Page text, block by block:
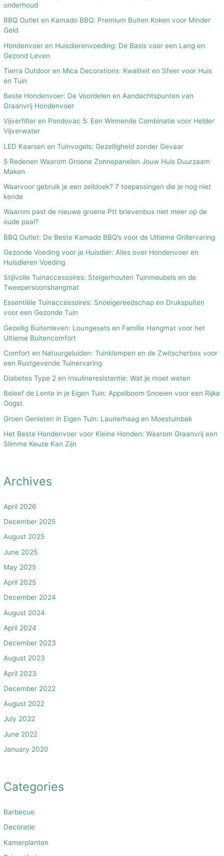
onderhoud
BBQ Outlet en Kamado BBQ: Premium Buiten Koken voor Minder
Geld
Hondenvoer en Huisdierenvoeding: De Basis voor een Lang en
Gezond Leven
Tierra Outdoor en Mica Decorations: Kwaliteit en Sfeer voor Huis
en Tuin
Beste Hondenvoer: De Voordelen en Aandachtspunten van
Graanvrij Hondenvoer
Vijverfilter en Pondovac 5: Een Winnende Combinatie voor Helder
Vijverwater
LED Kaarsen en Tuinvogels: Gezelligheid zonder Gevaar
5 Redenen Waarom Groene Zonnepanelen Jouw Huis Duurzaam
Maken
Waarvoor gebruik je een zeildoek? 7 toepassingen die je nog niet
kende
Waarom past de nieuwe groene Ptt brievenbus niet meer op de
oude paal?
BBQ Outlet: De Beste Kamado BBQ’s voor de Ultieme Grillervaring
Gezonde Voeding voor je Huisdier: Alles over Hondenvoer en
Huisdieren Voeding
Stijlvolle Tuinaccessoires: Steigerhouten Tuinmeubels en de
Tweepersoonshangmat
Essentiële Tuinaccessoires: Snoeigereedschap en Drukspuiten
voor een Gezonde Tuin
Gezellig Buitenleven: Loungesets en Familie Hangmat voor het
Ultieme Buitencomfort
Comfort en Natuurgeluiden: Tuinklompen en de Zwitscherbox voor
een Rustgevende Tuinervaring
Diabetes Type 2 en Insulineresistentie: Wat je moet weten
Beleef de Lente in je Eigen Tuin: Appelboom Snoeien voor een Rijke
Oogst
Groen Genieten in Eigen Tuin: Laurierhaag en Moestuinbak
Het Beste Hondenvoer voor Kleine Honden: Waarom Graanvrij een
Slimme Keuze Kan Zijn
Archives
April 2026
December 2025
August 2025
June 2025
May 2025
April 2025
December 2024
August 2024
April 2024
December 2023
August 2023
April 2023
December 2022
August 2022
July 2022
June 2022
January 2020
Categories
Barbecue
Decoratie
Kamerplanten